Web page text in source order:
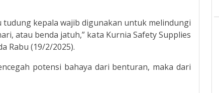
tudung kepala wajib digunakan untuk melindungi
atau benda jatuh,” kata Kurnia Safety Supplies
Rabu (19/2/2025).
potensi bahaya dari benturan, maka dari